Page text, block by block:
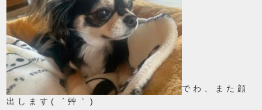
でわ、また顔
出します( ´艸｀)